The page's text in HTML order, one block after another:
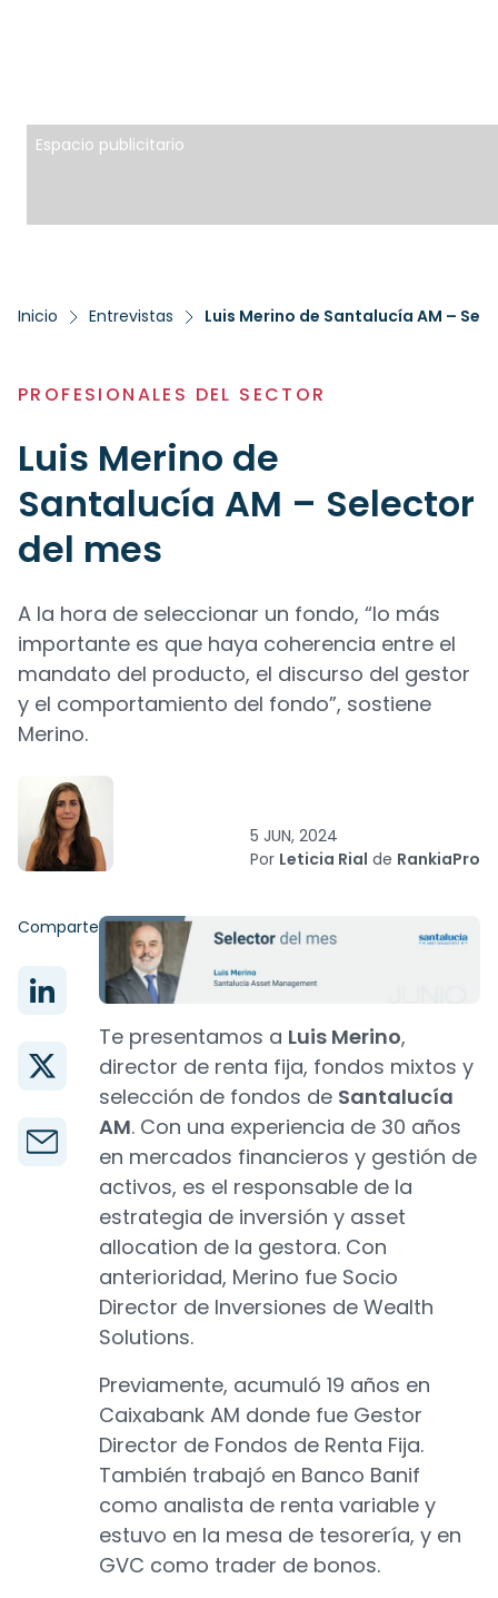
Espacio publicitario
Inicio Entrevistas Luis Merino de Santalucía AM –
PROFESIONALES DEL SECTOR
Luis Merino de
Santalucía AM – Selector
del mes
A la hora de seleccionar un fondo, “lo más
importante es que haya coherencia entre el
mandato del producto, el discurso del gestor
y el comportamiento del fondo”, sostiene
Merino.
5 JUN, 2024
Por Leticia Rial de RankiaPro
Comparte
Te presentamos a Luis Merino,
director de renta fija, fondos mixtos y
selección de fondos de Santalucía
AM. Con una experiencia de 30 años
en mercados financieros y gestión de
activos, es el responsable de la
estrategia de inversión y asset
allocation de la gestora. Con
anterioridad, Merino fue Socio
Director de Inversiones de Wealth
Solutions.
Previamente, acumuló 19 años en
Caixabank AM donde fue Gestor
Director de Fondos de Renta Fija.
También trabajó en Banco Banif
como analista de renta variable y
estuvo en la mesa de tesorería, y en
GVC como trader de bonos.